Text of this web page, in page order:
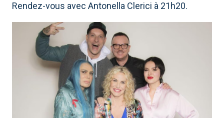
Rendez-vous avec Antonella Clerici à 21h20.